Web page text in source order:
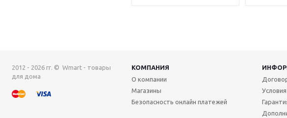
2012 - 2026 гг. © Wmart - товары
для дома
КОМПАНИЯ
О компании
Магазины
Безопасность онлайн платежей